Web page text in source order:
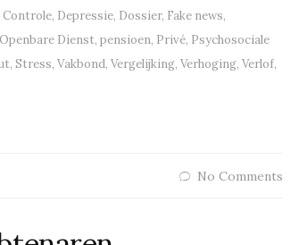
Controle, Depressie, Dossier, Fake news,
Openbare Dienst, pensioen, Privé, Psychosociale
, Stress, Vakbond, Vergelijking, Verhoging, Verlof,
No Comments